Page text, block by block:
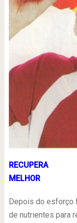
RECUPERA
MELHOR
Depois do esforço
de nutrientes para